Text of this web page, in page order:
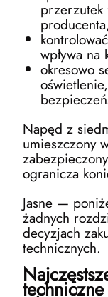
przerzutek
wpływa
okresowo
Napęd z
umieszczony
ogranicza
Jasne —
żadnych
decyzjach
technicznych.